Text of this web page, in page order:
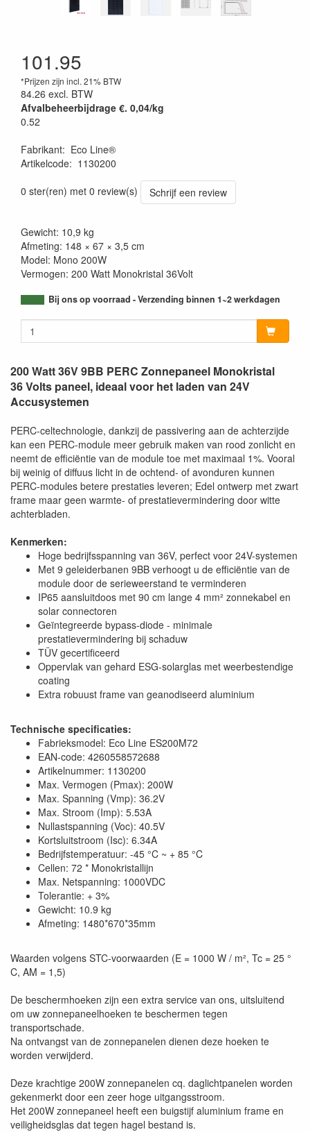
101.95
*Prijzen zijn incl. 21% BTW
84.26 excl. BTW
Afvalbeheerbijdrage €. 0,04/kg
0.52
Fabrikant: Eco Line®
Artikelcode: 1130200
0 ster(ren) met 0 review(s)
Schrijf een review
Gewicht: 10,9 kg
Afmeting: 148 × 67 × 3,5 cm
Model: Mono 200W
Vermogen: 200 Watt Monokristal 36Volt
Bij ons op voorraad - Verzending binnen 1~2 werkdagen
200 Watt 36V 9BB PERC Zonnepaneel Monokristal
36 Volts paneel, ideaal voor het laden van 24V
Accusystemen
PERC-celtechnologie, dankzij de passivering aan de achterzijde
kan een PERC-module meer gebruik maken van rood zonlicht en
neemt de efficiëntie van de module toe met maximaal 1%. Vooral
bij weinig of diffuus licht in de ochtend- of avonduren kunnen
PERC-modules betere prestaties leveren; Edel ontwerp met zwart
frame maar geen warmte- of prestatievermindering door witte
achterbladen.
Kenmerken:
Hoge bedrijfsspanning van 36V, perfect voor 24V-systemen
Met 9 geleiderbanen 9BB verhoogt u de efficiëntie van de
module door de serieweerstand te verminderen
IP65 aansluitdoos met 90 cm lange 4 mm² zonnekabel en
solar connectoren
Geïntegreerde bypass-diode - minimale
prestatievermindering bij schaduw
TÜV gecertificeerd
Oppervlak van gehard ESG-solarglas met weerbestendige
coating
Extra robuust frame van geanodiseerd aluminium
Technische specificaties:
Fabrieksmodel: Eco Line ES200M72
EAN-code: 4260558572688
Artikelnummer: 1130200
Max. Vermogen (Pmax): 200W
Max. Spanning (Vmp): 36.2V
Max. Stroom (Imp): 5.53A
Nullastspanning (Voc): 40.5V
Kortsluitstroom (Isc): 6.34A
Bedrijfstemperatuur: -45 °C ~ + 85 °C
Cellen: 72 * Monokristallijn
Max. Netspanning: 1000VDC
Tolerantie: + 3%
Gewicht: 10.9 kg
Afmeting: 1480*670*35mm
Waarden volgens STC-voorwaarden (E = 1000 W / m², Tc = 25 °
C, AM = 1,5)
De beschermhoeken zijn een extra service van ons, uitsluitend
om uw zonnepaneelhoeken te beschermen tegen
transportschade.
Na ontvangst van de zonnepanelen dienen deze hoeken te
worden verwijderd.
Deze krachtige 200W zonnepanelen cq. daglichtpanelen worden
gekenmerkt door een zeer hoge uitgangsstroom.
Het 200W zonnepaneel heeft een buigstijf aluminium frame en
veiligheidsglas dat tegen hagel bestand is.